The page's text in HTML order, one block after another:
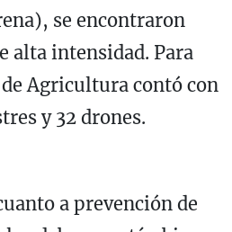
se encontraron
alta intensidad. Para
Agricultura contó con
y 32 drones.
a prevención de